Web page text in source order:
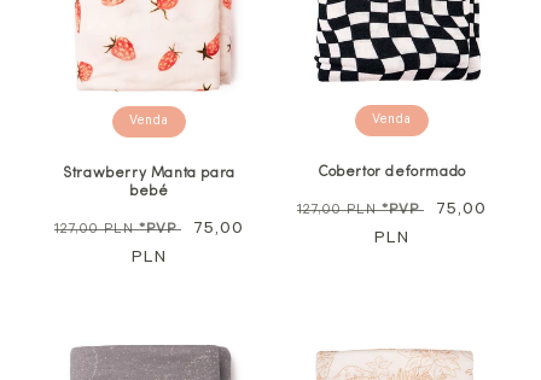
Venda
Strawberry Manta para
bebé
Preço
127,00 PLN*PVP
Preço
75,00
PLN
Venda
Cobertor deformado
Preço
127,00 PLN*PVP
Preço
75,00
PLN